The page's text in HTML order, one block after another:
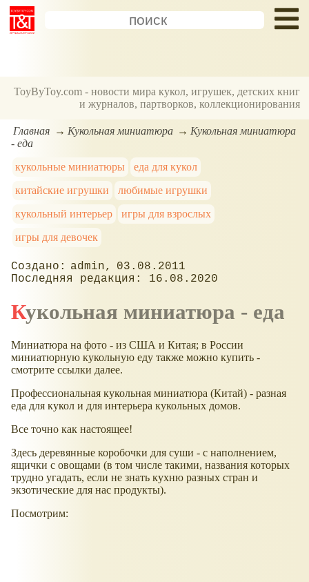
ToyByToy.com - новости мира кукол, игрушек, детских книг
и журналов, партворков, коллекционирования
Главная Кукольная миниатюра
Кукольная миниатюра
- еда
кукольные миниатюры
еда для кукол
китайские игрушки
любимые игрушки
кукольный интерьер
игры для взрослых
игры для девочек
admin
03.08.2011
16.08.2020
Кукольная миниатюра - еда
Миниатюра на фото - из США и Китая; в России
миниатюрную кукольную еду также можно купить -
смотрите ссылки далее.
Профессиональная кукольная миниатюра (Китай) - разная
еда для кукол и для интерьера кукольных домов.
Все точно как настоящее!
Здесь деревянные коробочки для суши - с наполнением,
ящички с овощами (в том числе такими, названия которых
трудно угадать, если не знать кухню разных стран и
экзотические для нас продукты).
Посмотрим: